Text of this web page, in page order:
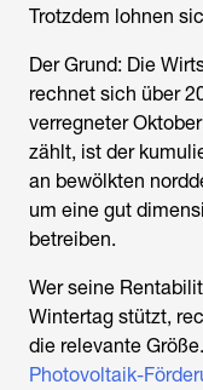
Trotzdem lohnen
Der Grund: Die
rechnet sich über
verregneter
zählt, ist der
an bewölkten
um eine gut
betreiben.
Wer seine
Wintertag stützt,
die relevante
Photovoltaik-